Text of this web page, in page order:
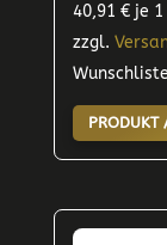
40,91 €je 1
zzgl.
Wunschliste
PRODUKT